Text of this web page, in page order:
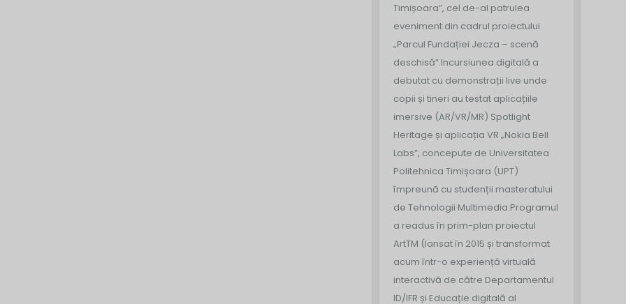
Timișoara”, cel de-al patrulea
eveniment din cadrul proiectului
„Parcul Fundației Jecza – scenă
deschisă”.Incursiunea digitală a
debutat cu demonstrații live unde
copii și tineri au testat aplicațiile
imersive (AR/VR/MR) Spotlight
Heritage și aplicația VR „Nokia Bell
Labs”, concepute de Universitatea
Politehnica Timișoara (UPT)
împreună cu studenții masteratului
de Tehnologii Multimedia.Programul
a readus în prim-plan proiectul
ArtTM (lansat în 2015 și transformat
acum într-o experiență virtuală
interactivă de către Departamentul
ID/IFR și Educație digitală al